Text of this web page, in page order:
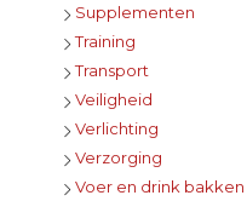
Supplementen
Training
Transport
Veiligheid
Verlichting
Verzorging
Voer en drink bakken